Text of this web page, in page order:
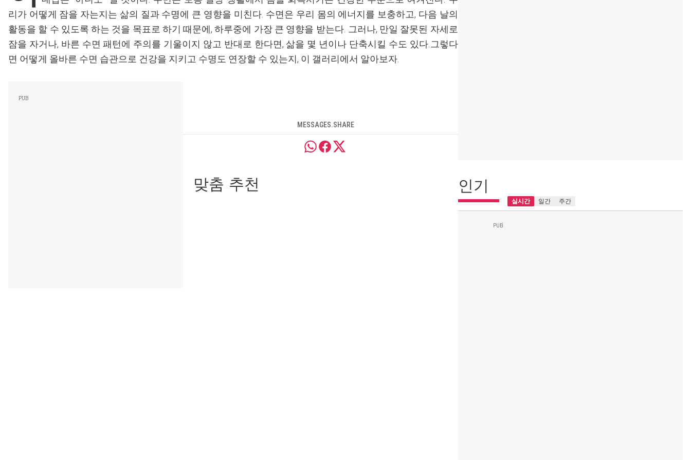
리가 어떻게 잠을 자는지는 삶의 질과 수명에 큰 영향을 미친다. 수면은 우리 몸의 에너지를 보충하고, 다음 날의
활동을 할 수 있도록 하는 것을 목표로 하기 때문에, 하루중에 가장 큰 영향을 받는다. 그러나, 만일 잘못된 자세로
잠을 자거나, 바른 수면 패턴에 주의를 기울이지 않고 반대로 한다면, 삶을 몇 년이나 단축시킬 수도 있다.그렇다
면 어떻게 올바른 수면 습관으로 건강을 지키고 수명도 연장할 수 있는지, 이 갤러리에서 알아보자.
MESSAGES.SHARE
맞춤 추천 인기
실시간 일간 주간